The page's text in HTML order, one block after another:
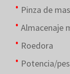
Pinza de
Almacenaje
Roedora
Potencia/